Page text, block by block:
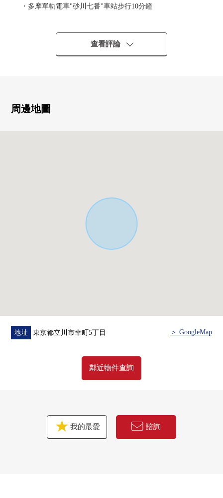
・多摩單軌電車"砂川七番"車站步行10分鐘
▼建築物的特徴
・土地面積115.29平方公尺
・建築面積90.20平方公尺的3LDK
房屋的詳細、需討論是如感興趣,歡迎請隨時聯繫我們。
查看評論
周邊地圖
地址 東京都立川市幸町5丁目 ＞ GoogleMap
鄰近物件查詢
我的最愛 諮詢